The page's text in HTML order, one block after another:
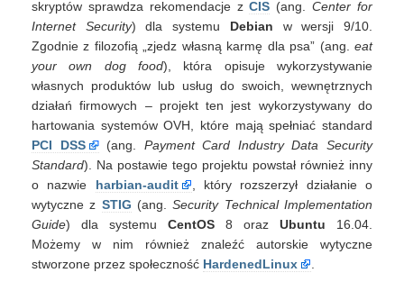
skryptów sprawdza rekomendacje zCIS (ang.Center for
Internet Security) dla systemu Debian w wersji 9/10.
Zgodnie z filozofią „zjedz własną karmę dla psa” (ang. eat
your own dog food), która opisuje wykorzystywanie
własnych produktów lub usług do swoich, wewnętrznych
działań firmowych – projekt ten jest wykorzystywany do
hartowania systemów OVH, które mają spełniać standard
PCI DSS
(ang. Payment Card Industry Data Security
Standard). Na postawie tego projektu powstał również inny
o nazwie harbian-audit
, który rozszerzył działanie o
wytyczne z STIG (ang.Security Technical Implementation
Guide) dla systemu CentOS 8 oraz Ubuntu 16.04.
Możemy w nim również znaleźć autorskie wytyczne
stworzone przez społeczność HardenedLinux